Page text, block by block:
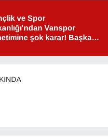
ve Spor
Vanspor
şok karar! Başkan